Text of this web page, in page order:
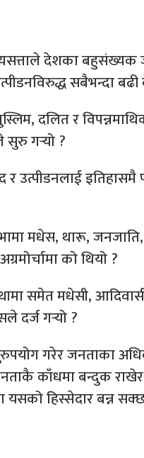
देशका बहुसंख्यक
सबैभन्दा
दलित र
सुरु गर्‍यो ?
उत्पीडनलाई इतिहासमै
मधेस, थारू, जनजाति,
को थियो ?
समेत मधेसी,
दर्ज गर्‍यो ?
गरेर जनताका
काँधमा बन्दुक
हिस्सेदार बन्न